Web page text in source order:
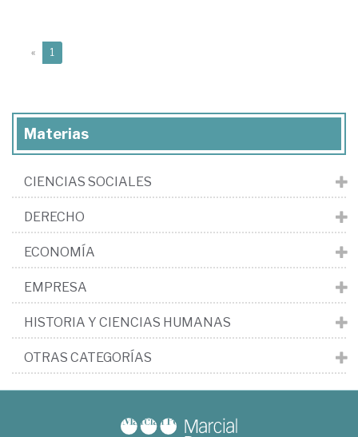
« 1
Materias
CIENCIAS SOCIALES
DERECHO
ECONOMÍA
EMPRESA
HISTORIA Y CIENCIAS HUMANAS
OTRAS CATEGORÍAS